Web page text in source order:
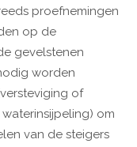
proefnemingen
op de
gevelstenen
worden
of
om
van de steigers